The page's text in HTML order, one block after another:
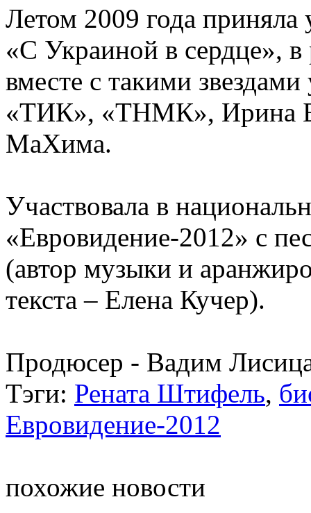
Летом 2009 года приняла
«С Украиной в сердце», в
вместе с такими
«ТИК», «ТНМК», Ирина
МаXима.
Участвовала в
«Евровидение-2012» c
(автор музыки и
текста – Елена Кучер).
Продюсер - Вадим
Тэги: Рената Штифель,
Евровидение-2012
похожие новости